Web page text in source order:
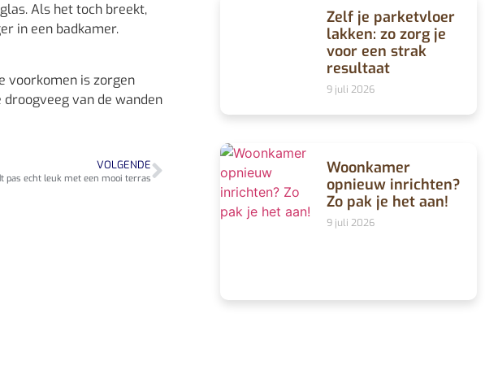
Als het toch breekt,
in een badkamer.
voorkomen is zorgen
van de wanden
VOLGENDE
pas echt leuk met een mooi terras
Zelf je parketvloer
lakken: zo zorg je
voor een strak
resultaat
9 juli 2026
Woonkamer
opnieuw inrichten?
Zo pak je het aan!
9 juli 2026